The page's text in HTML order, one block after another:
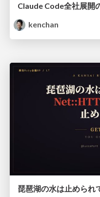
kenchan